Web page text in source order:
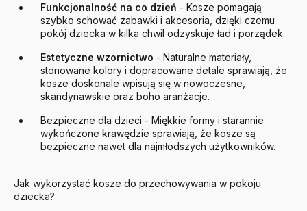
Funkcjonalność na co dzień - Kosze pomagają
szybko schować zabawki i akcesoria, dzięki czemu
pokój dziecka w kilka chwil odzyskuje ład i porządek.
Estetyczne wzornictwo - Naturalne materiały,
stonowane kolory i dopracowane detale sprawiają, że
kosze doskonale wpisują się w nowoczesne,
skandynawskie oraz boho aranżacje.
Bezpieczne dla dzieci - Miękkie formy i starannie
wykończone krawędzie sprawiają, że kosze są
bezpieczne nawet dla najmłodszych użytkowników.
Jak wykorzystać kosze do przechowywania w pokoju
dziecka?